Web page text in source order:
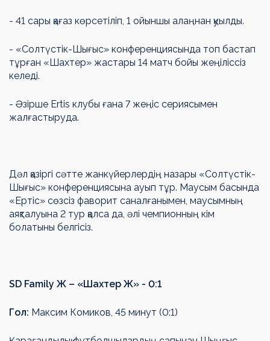
- 41 сары қағаз көрсетіліп, 1 ойыншы алаңнан қуылды.
- «Солтүстік-Шығыс» конференциясында топ бастап
тұрған «Шахтер» жастары 14 матч бойы жеңіліссіз
келеді.
- Әзірше Ertis клубы ғана 7 жеңіс сериясымен
жалғастыруда.
Дәл қазіргі сәтте жанкүйерлердің назары «Солтүстік-
Шығыс» конференциясына ауып тұр. Маусым басында
«Ертіс» сөзсіз фаворит саналғанымен, маусымның
аяқталуына 2 тур қалса да, әлі чемпионның кім
болатыны белгісіз.
SD Family Ж – «Шахтер Ж» - 0:1
Гол: Максим Комиков, 45 минут (0:1)